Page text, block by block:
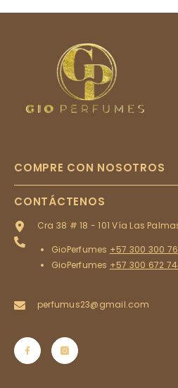
COMPRE CON NOSOTROS
CONTÁCTENOS
Cra 38 # 18 - 101 Vía Las
GioPerfumes +57 300 300
GioPerfumes +57 300 672
perfumus23@gmail.com